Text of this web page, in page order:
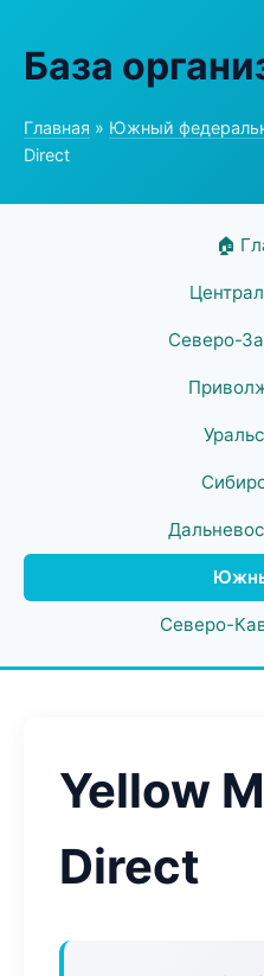
База
Главная » Южный
Direct
🏠
Северо-
Северо-
Yellow
Direct